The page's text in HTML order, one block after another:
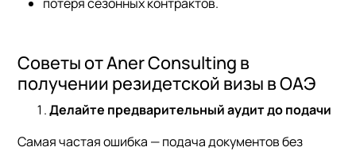
Советы от Aner Consulting в
получении резидетской визы в ОАЭ
Делайте предварительный аудит до подачи
Самая частая ошибка — подача документов без